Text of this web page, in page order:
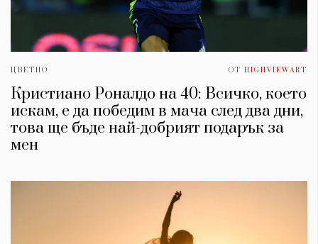
ЦВЕТНО ОТ HIGHVIEWART
Кристиано Роналдо на 40: Всичко, което
искам, е да победим в мача след два дни,
това ще бъде най-добрият подарък за
мен